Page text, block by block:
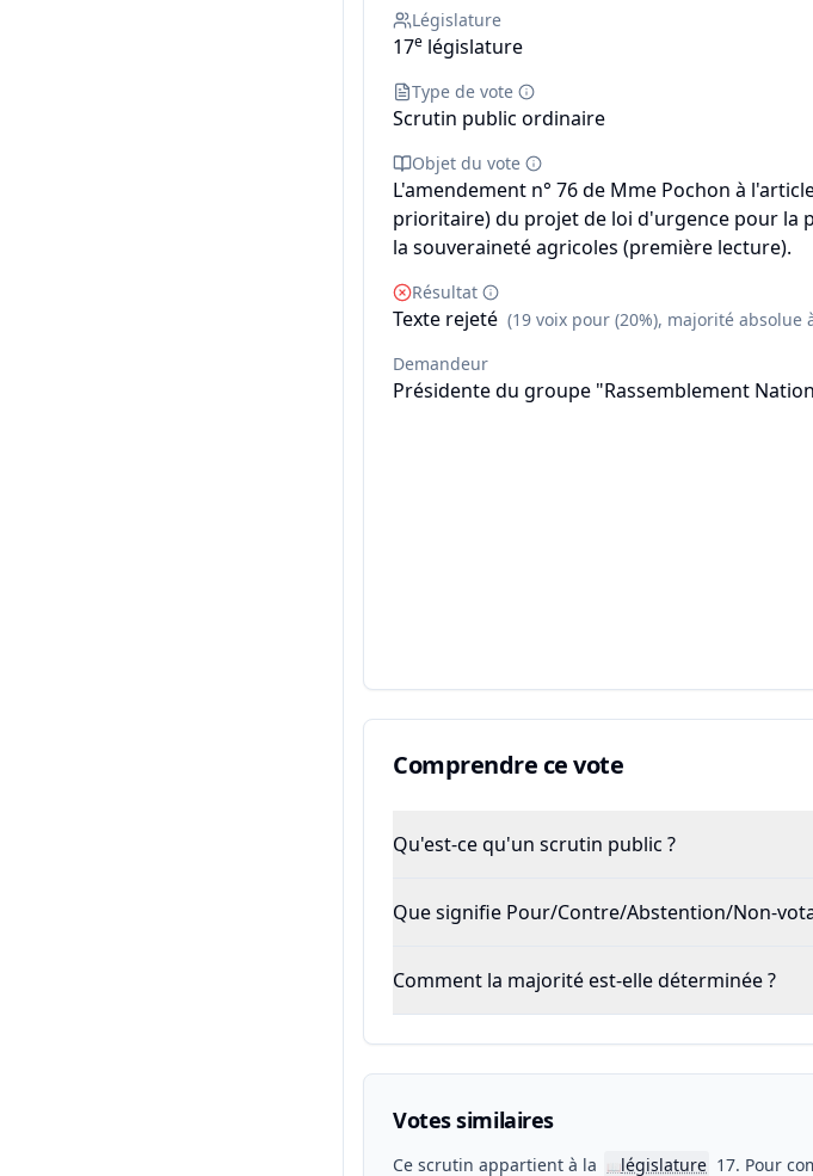
Législature
17e législature
Type de vote
Scrutin public ordinaire
Objet du vote
L'amendement n° 76 de Mme Pochon à
prioritaire) du projet de loi d'urgence pour la
la souveraineté agricoles (première lecture).
Résultat
Texte rejeté (19 voix pour (20%), majorité absolue
Demandeur
Présidente du groupe "Rassemblement
Comprendre ce vote
Qu'est-ce qu'un scrutin public ?
Que signifie Pour/Contre/Abstention/Non-
Comment la majorité est-elle déterminée ?
Votes similaires
Ce scrutin appartient à la 📖législature 17. Pour